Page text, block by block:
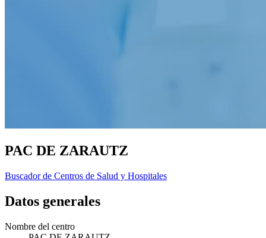
PAC DE ZARAUTZ
Buscador de Centros de Salud y Hospitales
Datos generales
Nombre del centro